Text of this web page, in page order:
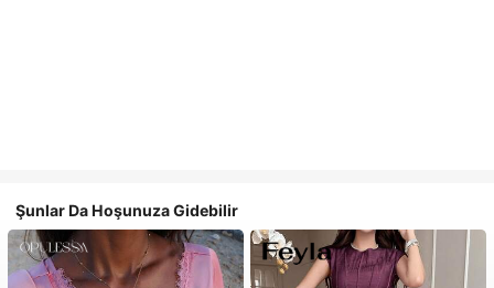
Şunlar Da Hoşunuza Gidebilir